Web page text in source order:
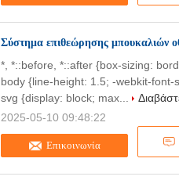
Σύστημα επιθεώρησης μπουκαλιών
Επικοινωνία
*, *::before, *::after {box-sizing:
body {line-height: 1.5; -webkit-
svg {display: block; max...
2025-05-10 09:48:22